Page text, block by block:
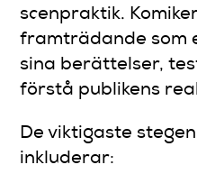
scenpraktik.
framträdande som
sina berättelser,
förstå publikens
De viktigaste
inkluderar: